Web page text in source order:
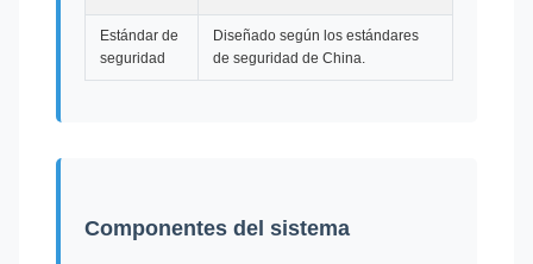
Estándar de
seguridad
Diseñado según los estándares
de seguridad de China.
Componentes del sistema